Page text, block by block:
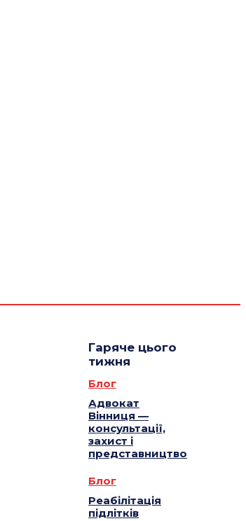
Гаряче цього
тижня
Блог
Адвокат
Вінниця —
консультації,
захист і
представництво
Блог
Реабілітація
підлітків